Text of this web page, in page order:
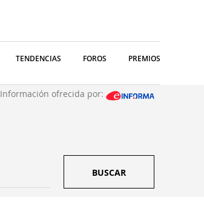
TENDENCIAS FOROS PREMIOS
Información ofrecida por:
BUSCAR